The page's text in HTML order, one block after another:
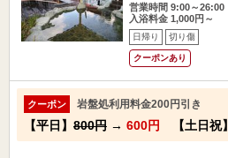
営業時間 9:00～26:00
入浴料金 1,000円～
日帰り 切り傷
クーポンあり
クーポン 岩盤処利用料金200円引き
【平日】 800円 → 600円 【土日祝】